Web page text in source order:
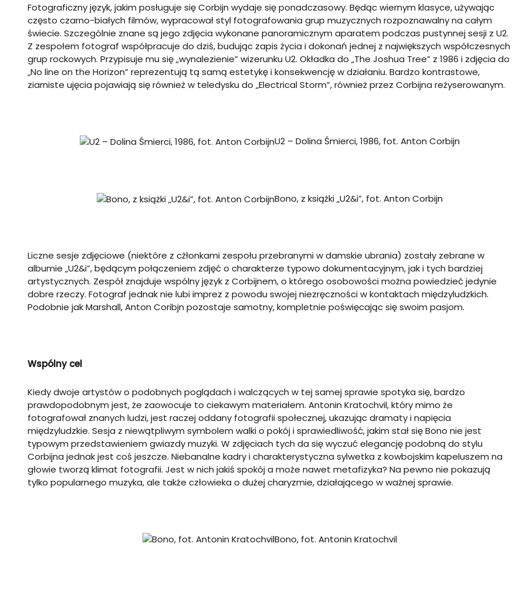
Fotograficzny język, jakim posługuje się Corbijn wydaje się ponadczasowy. Będąc wiernym klasyce, używając
często czarno-białych filmów, wypracował styl fotografowania grup muzycznych rozpoznawalny na całym
świecie. Szczególnie znane są jego zdjęcia wykonane panoramicznym aparatem podczas pustynnej sesji z U2.
Z zespołem fotograf współpracuje do dziś, budując zapis życia i dokonań jednej z największych współczesnych
grup rockowych. Przypisuje mu się „wynalezienie” wizerunku U2. Okładka do „The Joshua Tree” z 1986 i zdjęcia do
„No line on the Horizon” reprezentują tą samą estetykę i konsekwencję w działaniu. Bardzo kontrastowe,
ziarniste ujęcia pojawiają się również w teledysku do „Electrical Storm”, również przez Corbijna reżyserowanym.
U2 – Dolina Śmierci, 1986, fot. Anton Corbijn
Bono, z książki „U2&i”, fot. Anton Corbijn
Liczne sesje zdjęciowe (niektóre z cżłonkami zespołu przebranymi w damskie ubrania) zostały zebrane w
albumie „U2&i”, będącym połączeniem zdjęć o charakterze typowo dokumentacyjnym, jak i tych bardziej
artystycznych. Zespół znajduje wspólny język z Corbijnem, o którego osobowości można powiedzieć jedynie
dobre rzeczy. Fotograf jednak nie lubi imprez z powodu swojej niezręczności w kontaktach międzyludzkich.
Podobnie jak Marshall, Anton Coribjn pozostaje samotny, kompletnie poświęcając się swoim pasjom.
Wspólny cel
Kiedy dwoje artystów o podobnych poglądach i walczących w tej samej sprawie spotyka się, bardzo
prawdopodobnym jest, że zaowocuje to ciekawym materiałem. Antonin Kratochvil, który mimo że
fotografował znanych ludzi, jest raczej oddany fotografii społecznej, ukazując dramaty i napięcia
międzyludzkie. Sesja z niewątpliwym symbolem walki o pokój i sprawiedliwość, jakim stał się Bono nie jest
typowym przedstawieniem gwiazdy muzyki. W zdjęciach tych da się wyczuć elegancję podobną do stylu
Corbijna jednak jest coś jeszcze. Niebanalne kadry i charakterystyczna sylwetka z kowbojskim kapeluszem na
głowie tworzą klimat fotografii. Jest w nich jakiś spokój a może nawet metafizyka? Na pewno nie pokazują
tylko popularnego muzyka, ale także człowieka o dużej charyzmie, działającego w ważnej sprawie.
Bono, fot. Antonin Kratochvil